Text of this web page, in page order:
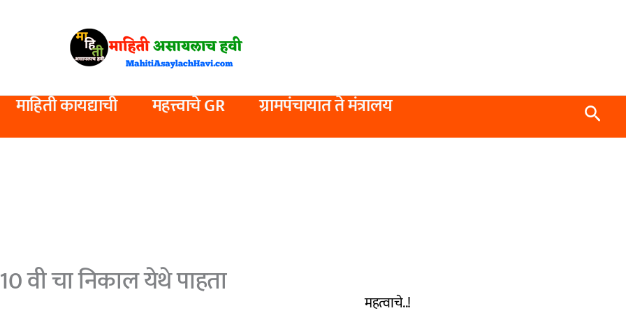
माहिती कायद्याची महत्त्वाचे GR ग्रामपंचायात ते मंत्रालय
वी चा निकाल येथे पाहता
महत्वाचे..!